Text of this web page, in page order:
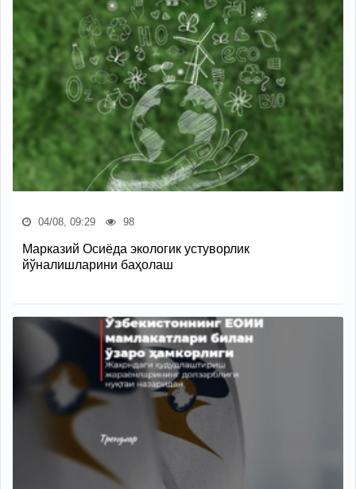
04/08, 09:29 98
Марказий Осиёда экологик устуворлик
йўналишларини баҳолаш